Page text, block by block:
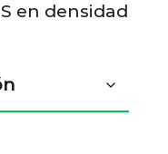
en densidad